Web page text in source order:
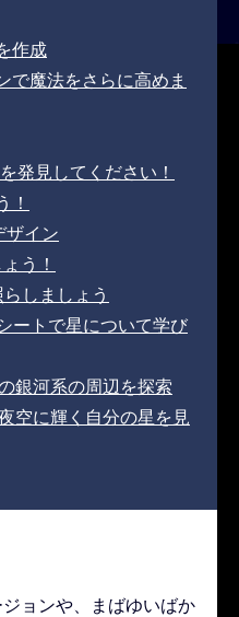
作成
で魔法をさらに高めま
発見してください！
！
ザイン
う！
しましょう
ートで星について学び
銀河系の周辺を探索
空に輝く自分の星を見
ョンや、まばゆいばか